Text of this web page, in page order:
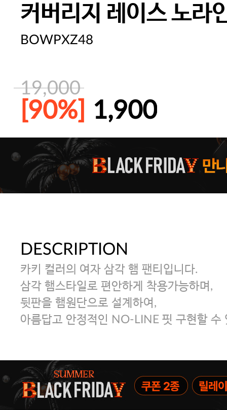
커버리지 레이스 노라
BOWPXZ48
19,000
[90%] 1,900
주말특가 20%(8.7~8.9)/5만원 이
[썸머블프] 2만원 할인 쿠폰(8.1~31)
DESCRIPTION
카키 컬러의 여자 삼각 햄 팬티입니다.
삼각 햄스타일로 편안하게 착용가능하며,
뒷판을 햄원단으로 설계하여,
아름답고 안정적인 NO-LINE 핏 구현할 수